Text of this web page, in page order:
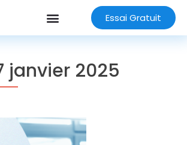
Essai Gratuit
janvier 2025